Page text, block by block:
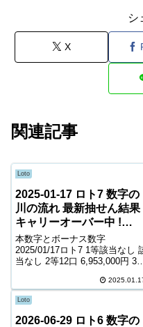
シ
X
関連記事
Loto
2025-01-17 ロト7 数字の
川の流れ 最新抽せん結果
キャリーオーバー中 !
1,837,033,120円
本数字とボーナス数字
2025/01/17ロト7 1等該当なし
当なし 2等12口 6,953,000円 3
8,700円 5等118,584口 1,400円
等210,772口 900円 ...
Loto
2026-06-29 ロト6 数字の